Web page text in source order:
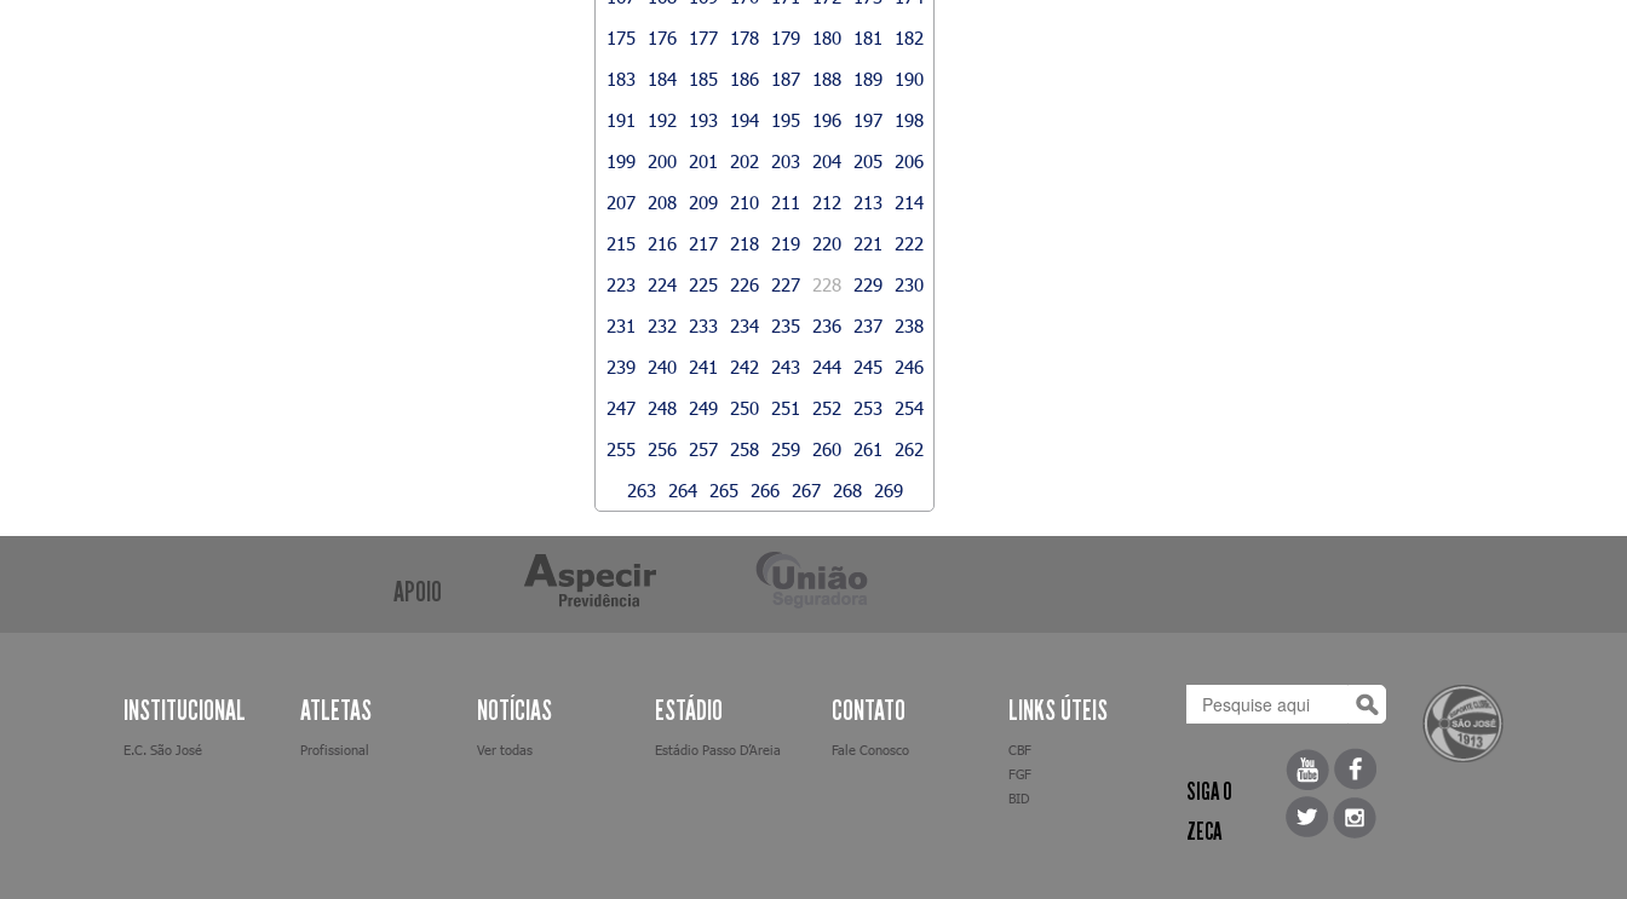
175
176 177 178 179 180 181
182
183
184 185 186 187 188 189
190
191
192 193 194 195 196 197
198
199
200 201 202 203 204 205
206
207
208 209 210 211 212 213
214
215
216 217 218 219 220 221
222
223
224 225 226 227 228 229
230
231
232 233 234 235 236 237
238
239
240 241 242 243 244 245
246
247
248 249 250 251 252 253
254
255
256 257 258 259 260 261
262
263
264 265 266 267 268 269
APOIO
INSTITUCIONAL
E.C. São José
ATLETAS
Profissional
NOTÍCIAS
Ver todas
ESTÁDIO
Estádio Passo D’Areia
CONTATO
Fale Conosco
LINKS ÚTEIS
CBF
FGF
BID
SIGA O
ZECA